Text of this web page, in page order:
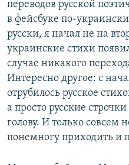
переводов русской
в фейсбуке по-
русски, я начал не на
украинские стихи
случае никакого
Интересно другое: с
отрубилось русское
а просто русские
голову. И только совсем
понемногу приходить и